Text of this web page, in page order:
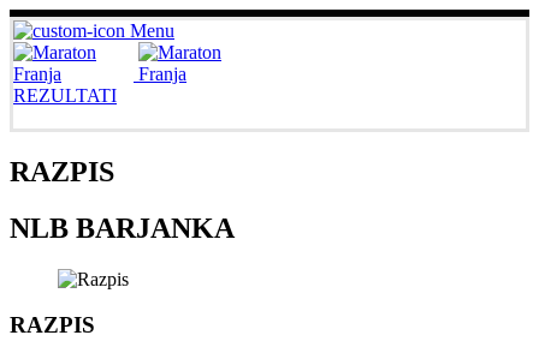
Menu
REZULTATI
RAZPIS
NLB BARJANKA
RAZPIS